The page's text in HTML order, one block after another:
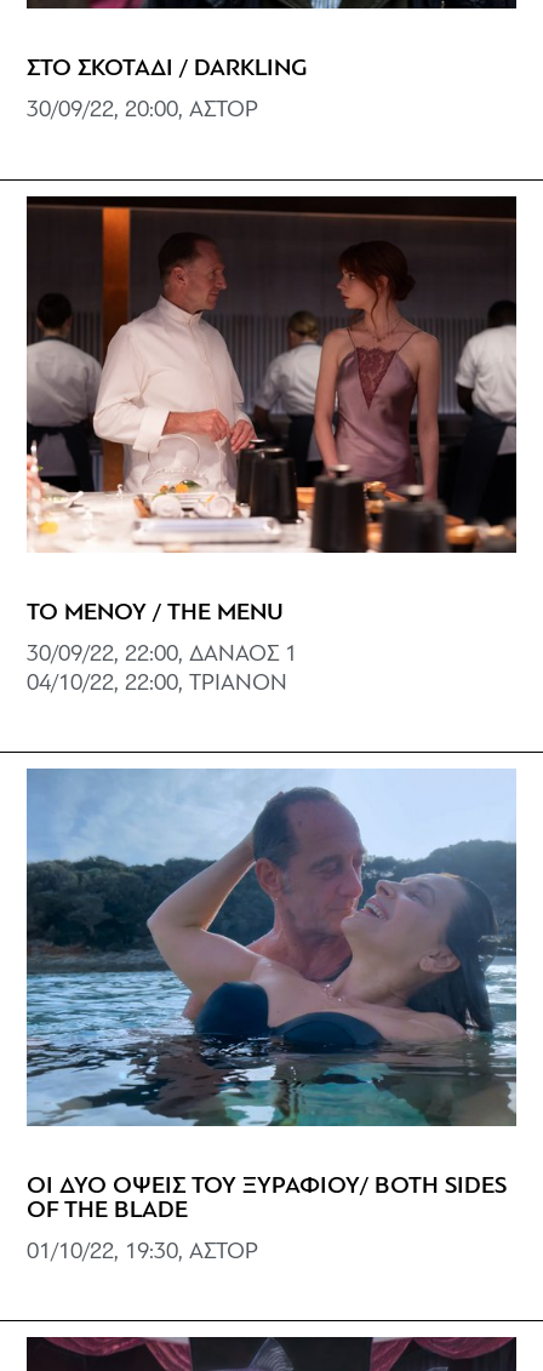
ΣΤΟ ΣΚΟΤΑΔΙ / DARKLING
30/09/22, 20:00, ΑΣΤΟΡ
ΤΟ ΜΕΝΟΥ / THE MENU
30/09/22, 22:00, ΔANAOΣ 1
04/10/22, 22:00, ΤΡΙΑΝΟΝ
ΟΙ ΔΥΟ ΟΨΕΙΣ ΤΟΥ ΞΥΡΑΦΙΟΥ/ BOTH SIDES
OF THE BLADE
01/10/22, 19:30, ΑΣΤΟΡ